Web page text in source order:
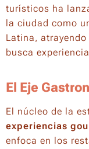
turísticos ha
la ciudad como
Latina,
busca
El Eje
El núcleo de la
experiencias
enfoca en los